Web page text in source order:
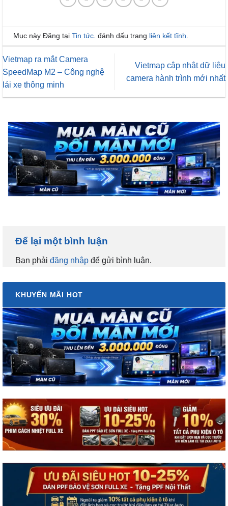
Mục này Đăng tại Tin tức . đánh dấu trang liên kết tĩnh
Vietmap ra mắt Camera
SpeedMap M2 – Công nghệ
lái xe thông minh
Vietmap cập nhật dữ liệu
camera hành trình mới nhất
Để lại một bình luận
Bạn phải đăng nhập để gửi bình luận.
KHUYẾN MÃI HOT